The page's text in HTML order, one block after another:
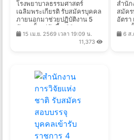
โรงพยาบาลธรรมศาสตร์
เฉลิมพระเกียรติ รับสมัครบุคคล
ภายนอกมาช่วยปฏิบัติงาน 5
อัตรา ตั้งแต่บัดนี้ - 30 ก.ย.
2569
15 เม.ย. 2569 เวลา 19:09 น.
11,373
สำนัก
สมัคร
อัตรา
บาท
2569
6 ส.